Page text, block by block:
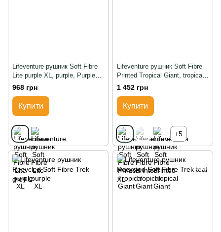
Lifeventure рушник Soft Fibre
Lite purple XL, purple, Purple
Sunset
968 грн
Купити
Lifeventure рушник Soft Fibre
Printed Tropical Giant, tropical,
Transparent-Blue
1 452 грн
Купити
+5